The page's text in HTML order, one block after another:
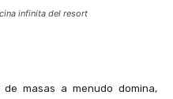
infinita del resort
masas a menudo domina,